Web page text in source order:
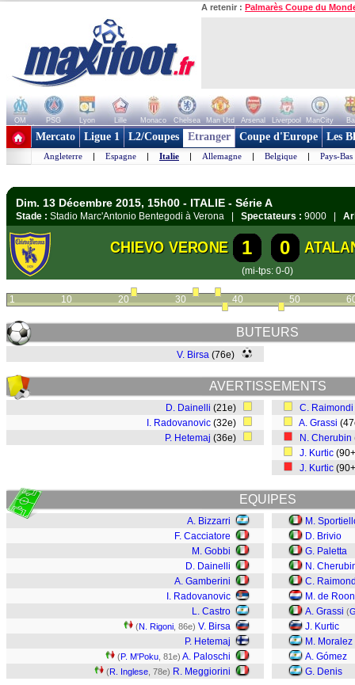
A retenir : Palmarès Coupe du
OM PSG Lyon Lille Monaco Chelsea Man Utd Arsenal Liverpool ManCity
+ de clubs
Mercato Ligue 1 L2/Coupes Etranger Coupe d'Europe Les
Angleterre | Espagne | Italie | Allemagne | Belgique | Pays-Bas
Dim. 13 Décembre 2015, 15h00 - ITALIE - Série A
Stade : Stadio Marc'Antonio Bentegodi à Verona | Spectateurs : 9000 |
CHIEVO VERONE 1 0
(mi-tps: 0-0)
1 10 20 30 40 50
BUTEURS
V. Birsa (76e)
AVERTISSEMENTS
D. Dainelli (21e)
I. Radovanovic (32e)
P. Hetemaj (36e)
C. Raimondi
A. Grassi
N. Cherubin
J. Kurtic
J. Kurtic
EQUIPES
A. Bizzarri
F. Cacciatore
M. Gobbi
D. Dainelli
A. Gamberini
I. Radovanovic
L. Castro
(N. Rigoni , 86e) V. Birsa
P. Hetemaj
(P. M'Poku , 81e) A. Paloschi
(R. Inglese , 78e) R. Meggiorini
M.
D. Brivio
G. Paletta
N.
C.
M. de Roon
A. Grassi (
J. Kurtic
M. Moralez
A. Gómez
G. Denis